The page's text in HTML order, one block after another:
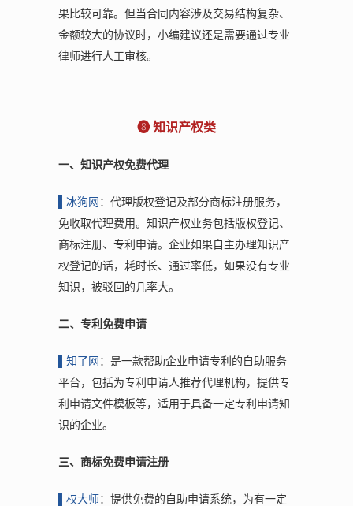
果比较可靠。但当合同内容涉及交易结构复杂、
金额较大的协议时，小编建议还是需要通过专业
律师进行人工审核。
❽ 知识产权类
一、知识产权免费代理
冰狗网：代理版权登记及部分商标注册服务，
免收取代理费用。知识产权业务包括版权登记、
商标注册、专利申请。企业如果自主办理知识产
权登记的话，耗时长、通过率低，如果没有专业
知识，被驳回的几率大。
二、专利免费申请
知了网：是一款帮助企业申请专利的自助服务
平台，包括为专利申请人推荐代理机构，提供专
利申请文件模板等，适用于具备一定专利申请知
识的企业。
三、商标免费申请注册
权大师：提供免费的自助申请系统，为有一定